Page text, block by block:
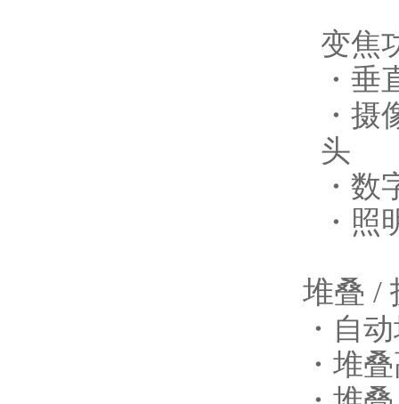
变焦
・
・
头
・
・
堆叠 /
・自
・堆